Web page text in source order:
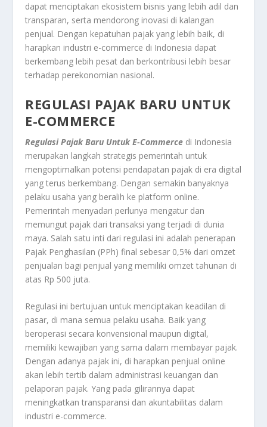
dapat menciptakan ekosistem bisnis yang lebih adil dan
transparan, serta mendorong inovasi di kalangan
penjual. Dengan kepatuhan pajak yang lebih baik, di
harapkan industri e-commerce di Indonesia dapat
berkembang lebih pesat dan berkontribusi lebih besar
terhadap perekonomian nasional.
REGULASI PAJAK BARU UNTUK
E-COMMERCE
Regulasi Pajak Baru Untuk E-Commerce di Indonesia
merupakan langkah strategis pemerintah untuk
mengoptimalkan potensi pendapatan pajak di era digital
yang terus berkembang. Dengan semakin banyaknya
pelaku usaha yang beralih ke platform online.
Pemerintah menyadari perlunya mengatur dan
memungut pajak dari transaksi yang terjadi di dunia
maya. Salah satu inti dari regulasi ini adalah penerapan
Pajak Penghasilan (PPh) final sebesar 0,5% dari omzet
penjualan bagi penjual yang memiliki omzet tahunan di
atas Rp 500 juta.
Regulasi ini bertujuan untuk menciptakan keadilan di
pasar, di mana semua pelaku usaha. Baik yang
beroperasi secara konvensional maupun digital,
memiliki kewajiban yang sama dalam membayar pajak.
Dengan adanya pajak ini, di harapkan penjual online
akan lebih tertib dalam administrasi keuangan dan
pelaporan pajak. Yang pada gilirannya dapat
meningkatkan transparansi dan akuntabilitas dalam
industri e-commerce.